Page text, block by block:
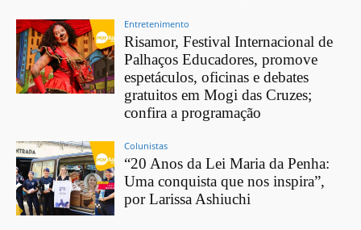
Entretenimento
Risamor, Festival Internacional de
Palhaços Educadores, promove
espetáculos, oficinas e debates
gratuitos em Mogi das Cruzes;
confira a programação
Colunistas
“20 Anos da Lei Maria da Penha:
Uma conquista que nos inspira”,
por Larissa Ashiuchi